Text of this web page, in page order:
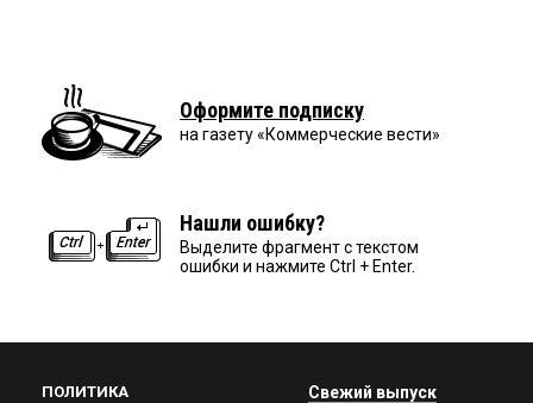
Оформите подписку
на газету «Коммерческие вести»
Нашли ошибку?
Выделите фрагмент с текстом
ошибки и нажмите Ctrl + Enter.
ПОЛИТИКА Свежий выпуск